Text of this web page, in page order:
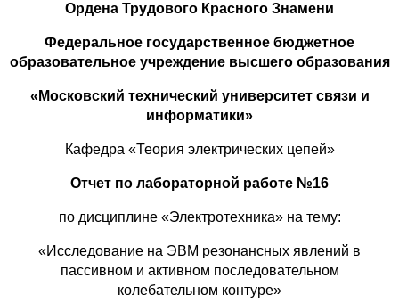
Ордена Трудового Красного Знамени
Федеральное государственное бюджетное
образовательное учреждение высшего образования
«Московский технический университет связи и
информатики»
Кафедра «Теория электрических цепей»
Отчет по лабораторной работе №16
по дисциплине «Электротехника» на тему:
«Исследование на ЭВМ резонансных явлений в
пассивном и активном последовательном
колебательном контуре»